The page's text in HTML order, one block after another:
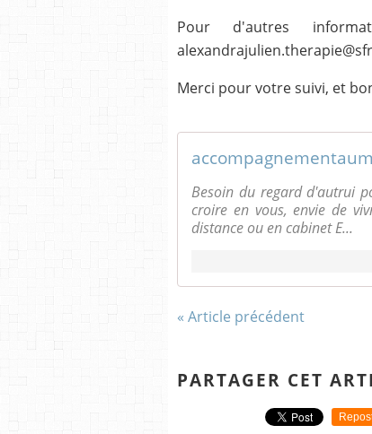
Pour d'autres
Merci pour votre suivi, et
Besoin du regard d'autrui
croire en vous, envie de
distance ou en cabinet E...
« Article précédent
PARTAGER CET